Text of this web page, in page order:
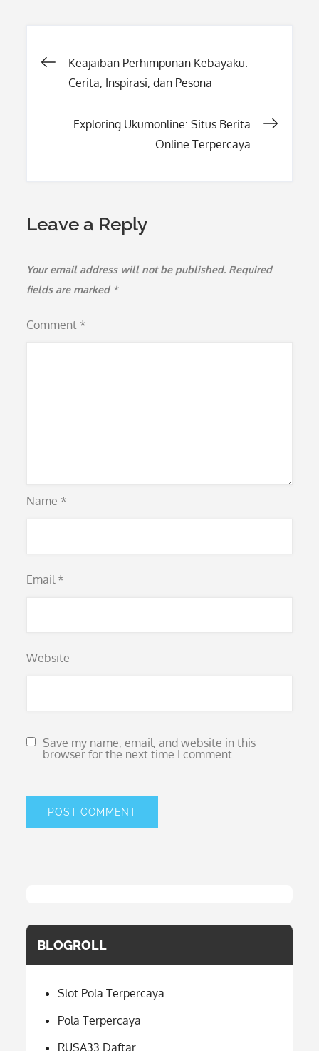
Post
Keajaiban Perhimpunan Kebayaku:
Cerita, Inspirasi, dan Pesona
Exploring Ukumonline: Situs Berita
Online Terpercaya
Leave a Reply
Your email address will not be published. Required
fields are marked *
Comment *
Name *
Email *
Website
Save my name, email, and website in this
browser for the next time I comment.
BLOGROLL
Slot Pola Terpercaya
Pola Terpercaya
RUSA33 Daftar